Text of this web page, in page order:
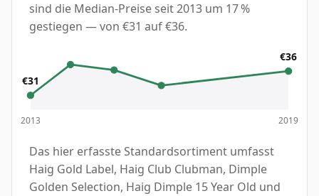
sind die Median-Preise seit 2013 um 17 %
gestiegen — von €31 auf €36.
€31
2013
€36
2019
Das hier erfasste Standardsortiment umfasst
Haig Gold Label, Haig Club Clubman, Dimple
Golden Selection, Haig Dimple 15 Year Old und